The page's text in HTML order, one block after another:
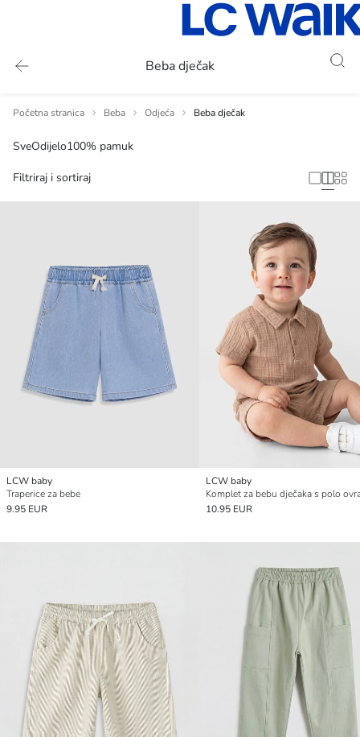
Beba dječak
Početna stranica Beba Odjeća Beba dječak
SveOdijelo100% pamuk
Filtriraj i sortiraj
LCW baby
Traperice za bebe
9.95 EUR
LCW baby
10.95 EUR